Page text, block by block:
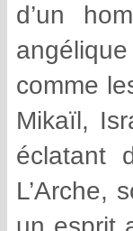
d’un
comme
Mikaïl,
éclatant
L’Arche,